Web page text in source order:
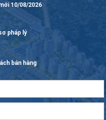
10/08/2026
pháp lý
bán hàng